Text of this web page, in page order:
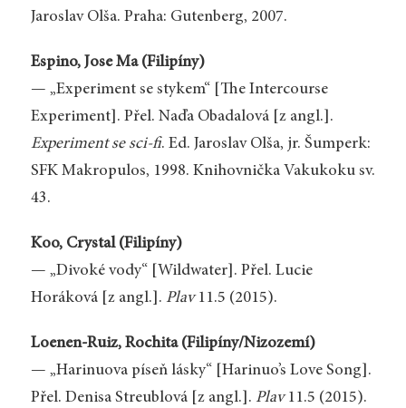
Jaroslav Olša. Praha: Gutenberg, 2007.
Espino, Jose Ma (Filipíny)
— „Experiment se stykem“ [The Intercourse
Experiment]. Přel. Naďa Obadalová [z angl.].
Experiment se sci-fi. Ed. Jaroslav Olša, jr. Šumperk:
SFK Makropulos, 1998. Knihovnička Vakukoku sv.
43.
Koo, Crystal (Filipíny)
— „Divoké vody“ [Wildwater]. Přel. Lucie
Horáková [z angl.]. Plav11.5 (2015).
Loenen-Ruiz, Rochita (Filipíny/Nizozemí)
— „Harinuova píseň lásky“ [Harinuo’s Love Song].
Přel. Denisa Streublová [z angl.]. Plav11.5 (2015).